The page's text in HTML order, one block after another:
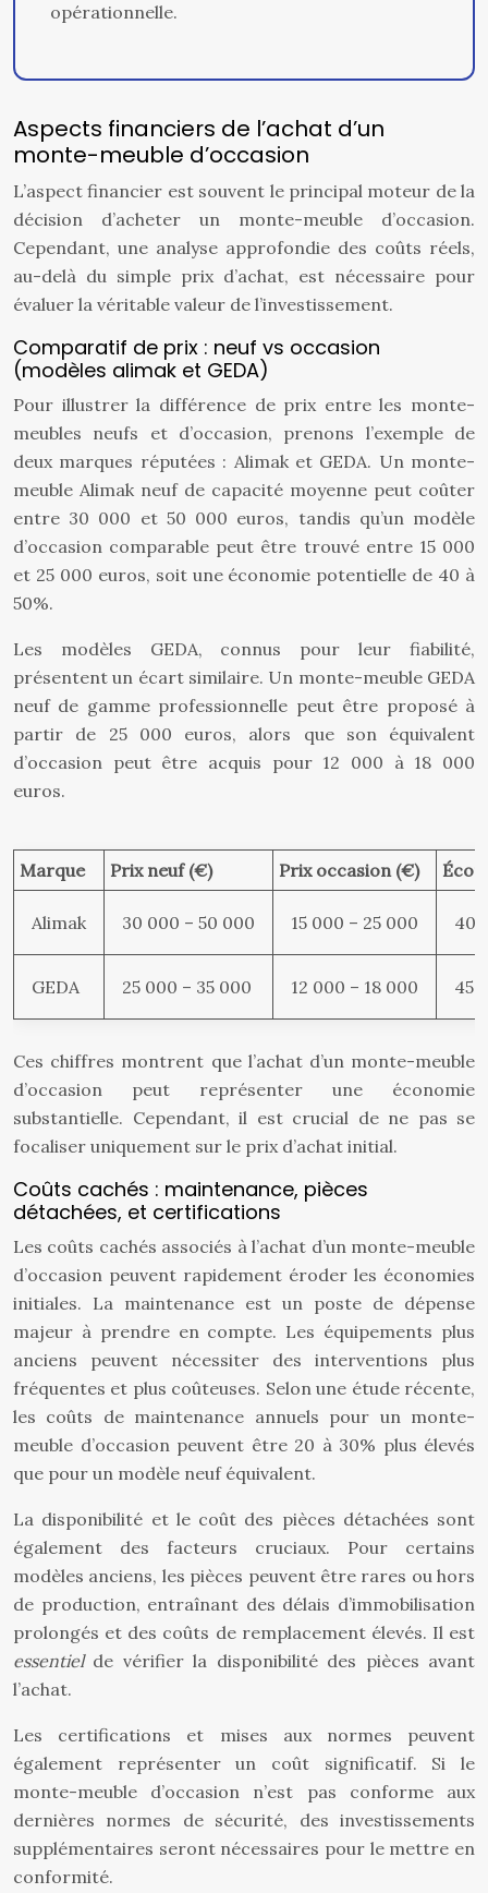
opérationnelle.
Aspects financiers de l’achat d’un
monte-meuble d’occasion
L’aspect financier est souvent le principal moteur de la
décision d’acheter un monte-meuble d’occasion.
Cependant, une analyse approfondie des coûts réels,
au-delà du simple prix d’achat, est nécessaire pour
évaluer la véritable valeur de l’investissement.
Comparatif de prix : neuf vs occasion
(modèles alimak et GEDA)
Pour illustrer la différence de prix entre les monte-
meubles neufs et d’occasion, prenons l’exemple de
deux marques réputées : Alimak et GEDA. Un monte-
meuble Alimak neuf de capacité moyenne peut coûter
entre 30 000 et 50 000 euros, tandis qu’un modèle
d’occasion comparable peut être trouvé entre 15 000
et 25 000 euros, soit une économie potentielle de 40 à
50%.
Les modèles GEDA, connus pour leur fiabilité,
présentent un écart similaire. Un monte-meuble GEDA
neuf de gamme professionnelle peut être proposé à
partir de 25 000 euros, alors que son équivalent
d’occasion peut être acquis pour 12 000 à 18 000
euros.
Marque Prix neuf (€) Prix occasion (€)
Alimak 30 000 – 50 000 15 000 – 25 000 40
GEDA 25 000 – 35 000 12 000 – 18 000 45
Ces chiffres montrent que l’achat d’un monte-meuble
d’occasion peut représenter une économie
substantielle. Cependant, il est crucial de ne pas se
focaliser uniquement sur le prix d’achat initial.
Coûts cachés : maintenance, pièces
détachées, et certifications
Les coûts cachés associés à l’achat d’un monte-meuble
d’occasion peuvent rapidement éroder les économies
initiales. La maintenance est un poste de dépense
majeur à prendre en compte. Les équipements plus
anciens peuvent nécessiter des interventions plus
fréquentes et plus coûteuses. Selon une étude récente,
les coûts de maintenance annuels pour un monte-
meuble d’occasion peuvent être 20 à 30% plus élevés
que pour un modèle neuf équivalent.
La disponibilité et le coût des pièces détachées sont
également des facteurs cruciaux. Pour certains
modèles anciens, les pièces peuvent être rares ou hors
de production, entraînant des délais d’immobilisation
prolongés et des coûts de remplacement élevés. Il est
essentiel de vérifier la disponibilité des pièces avant
l’achat.
Les certifications et mises aux normes peuvent
également représenter un coût significatif. Si le
monte-meuble d’occasion n’est pas conforme aux
dernières normes de sécurité, des investissements
supplémentaires seront nécessaires pour le mettre en
conformité.